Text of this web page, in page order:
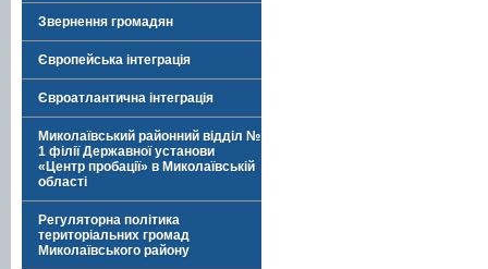
Звернення громадян
Європейська інтеграція
Євроатлантична інтеграція
Миколаївський районний відділ №
1 філії Державної установи
«Центр пробації» в Миколаївській
області
Регуляторна політика
територіальних громад
Миколаївського району